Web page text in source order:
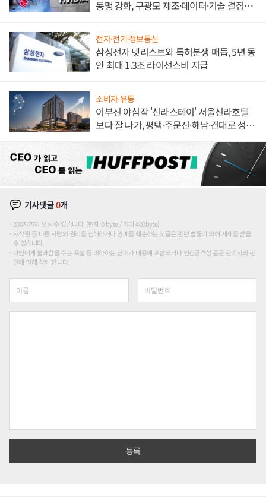
동맹 강화, 구광모 제조·데이터·기술 결집
전자·전기·정보통신
삼성전자 넷리스트와 특허분쟁 매듭, 5년 동
안 최대 1.3조 라이선스비 지급
소비자·유통
이부진 야심작 '신라스테이' 서울신라호텔
보다 잘 나가, 평택·주문진·해남·건대로 성
기사댓글0개
200자까지 쓰실 수 있습니다. (현재 0 byte / 최대 400byte)
저작권 등 다른 사람의 권리를 침해하거나 명예를 훼손하는 댓글은 관련 법률에 의해 제재를 받을
수 있습니다.
타인에게 불쾌감을 주는 욕설 등 비하하는 단어가 내용에 포함되거나 인신공격성 글은 관리자의 판
단에 의해 삭제 합니다.